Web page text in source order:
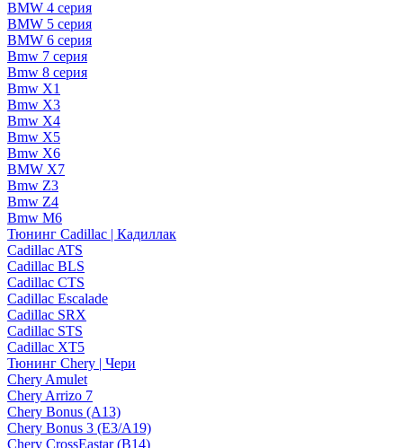
BMW 4 серия
BMW 5 серия
BMW 6 серия
Bmw 7 серия
Bmw 8 серия
Bmw X1
Bmw X3
Bmw X4
Bmw X5
Bmw X6
BMW X7
Bmw Z3
Bmw Z4
Bmw М6
Тюнинг Cadillac | Кадиллак
Cadillac ATS
Cadillac BLS
Cadillac CTS
Cadillac Escalade
Cadillac SRX
Cadillac STS
Cadillac XT5
Тюнинг Chery | Чери
Chery Amulet
Chery Arrizo 7
Chery Bonus (A13)
Chery Bonus 3 (E3/A19)
Chery CrossEastar (B14)